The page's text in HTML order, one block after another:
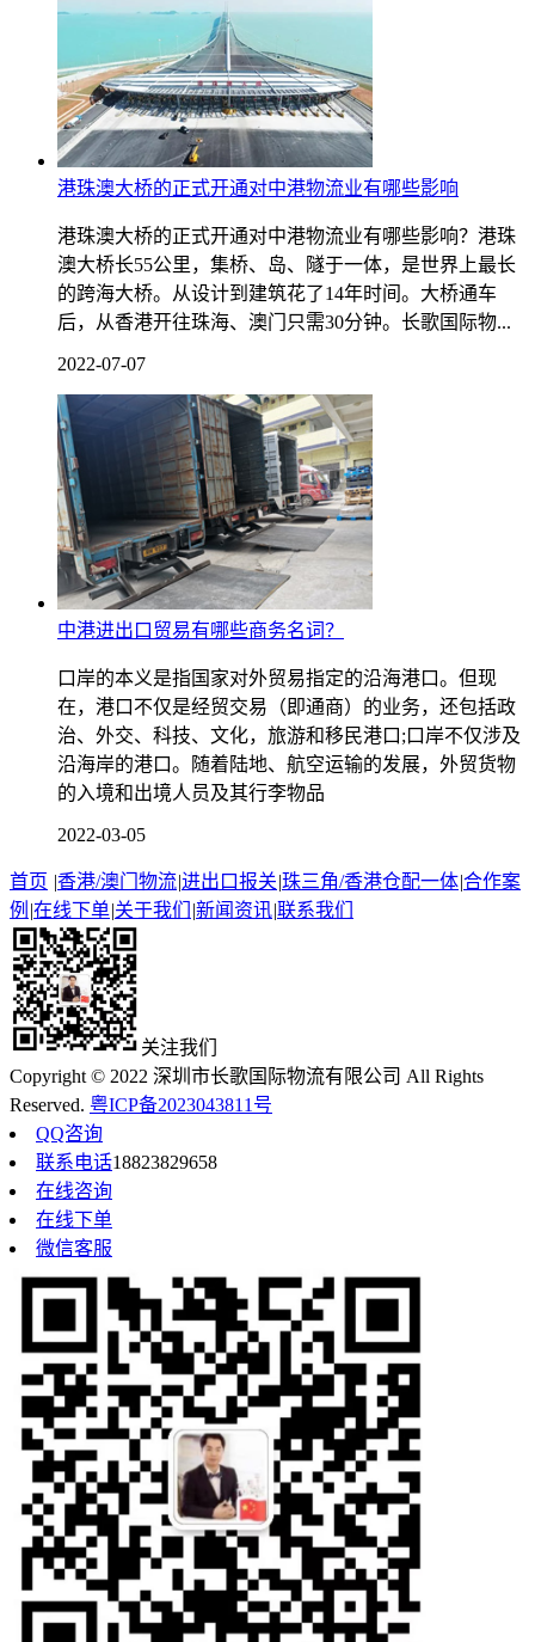
港珠澳大桥的正式开通对中港物流业有哪些影响
港珠澳大桥的正式开通对中港物流业有哪些影响？港珠
澳大桥长55公里，集桥、岛、隧于一体，是世界上最长
的跨海大桥。从设计到建筑花了14年时间。大桥通车
后，从香港开往珠海、澳门只需30分钟。长歌国际物...
2022-07-07
中港进出口贸易有哪些商务名词？
口岸的本义是指国家对外贸易指定的沿海港口。但现
在，港口不仅是经贸交易（即通商）的业务，还包括政
治、外交、科技、文化，旅游和移民港口;口岸不仅涉及
沿海岸的港口。随着陆地、航空运输的发展，外贸货物
的入境和出境人员及其行李物品
2022-03-05
首页 |香港/澳门物流|进出口报关|珠三角/香港仓配一体|合作案
例 |在线下单|关于我们 |新闻资讯|联系我们
关注我们
Copyright © 2022 深圳市长歌国际物流有限公司 All Rights
Reserved. 粤ICP备2023043811号
QQ咨询
联系电话18823829658
在线咨询
在线下单
微信客服